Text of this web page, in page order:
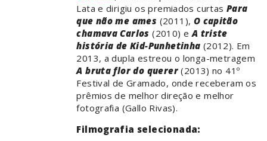
Lata e dirigiu os premiados curtasPara
que não me ames (2011), O capitão
chamava Carlos (2010) eA triste
história de Kid-Punhetinha (2012). Em
2013, a dupla estreou o longa-metragem
A bruta flor do querer(2013) no 41º
Festival de Gramado, onde receberam os
prêmios de melhor direção e melhor
fotografia (Gallo Rivas).
Filmografia selecionada: